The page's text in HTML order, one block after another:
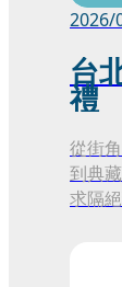
2026/
台
禮
從街
到典
求隔